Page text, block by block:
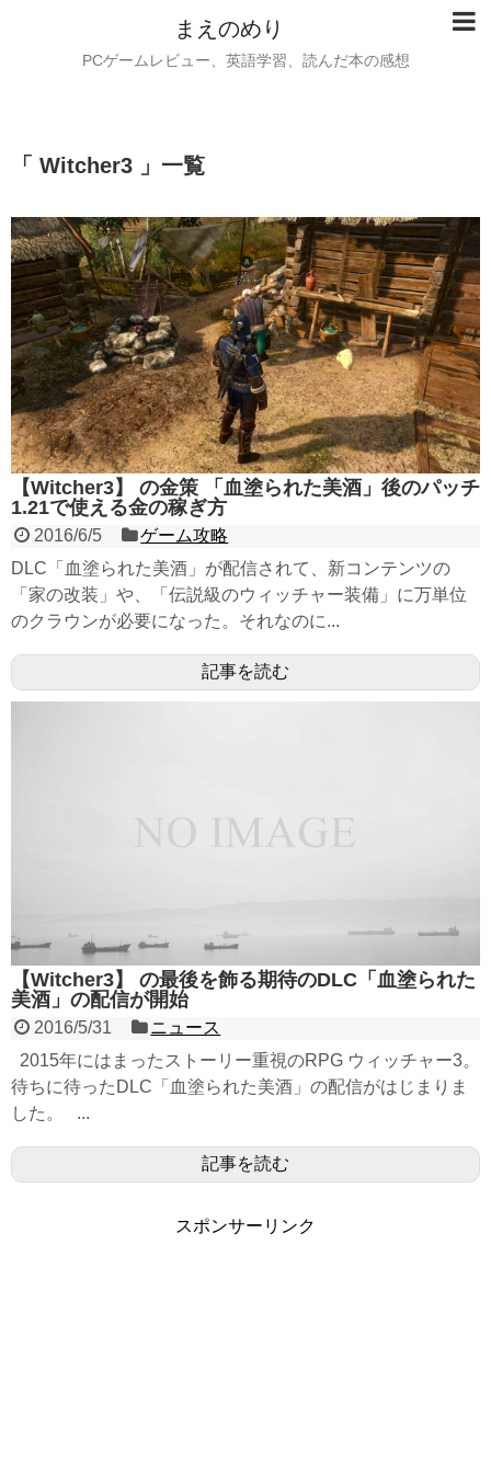
まえのめり
PCゲームレビュー、英語学習、読んだ本の感想
「 Witcher3 」一覧
【Witcher3】 の金策 「血塗られた美酒」後のパッチ
1.21で使える金の稼ぎ方
2016/6/5
ゲーム攻略
DLC「血塗られた美酒」が配信されて、新コンテンツの
「家の改装」や、「伝説級のウィッチャー装備」に万単位
のクラウンが必要になった。それなのに...
記事を読む
【Witcher3】 の最後を飾る期待のDLC「血塗られた
美酒」の配信が開始
2016/5/31
ニュース
2015年にはまったストーリー重視のRPG ウィッチャー3。
待ちに待ったDLC「血塗られた美酒」の配信がはじまりま
した。 ...
記事を読む
スポンサーリンク